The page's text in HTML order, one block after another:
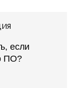
если
ПО?